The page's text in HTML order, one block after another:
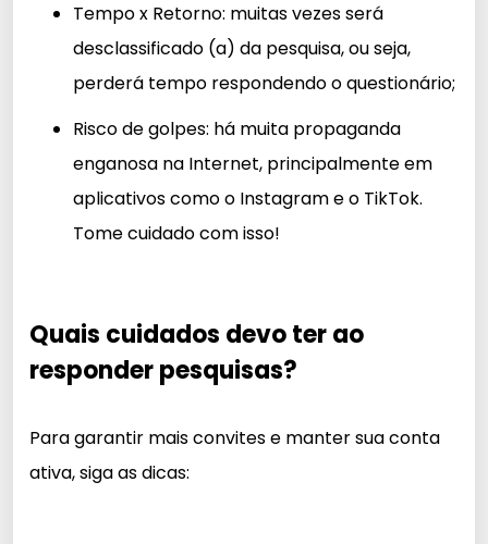
Tempo x Retorno: muitas vezes será
desclassificado (a) da pesquisa, ou seja,
perderá tempo respondendo o questionário;
Risco de golpes: há muita propaganda
enganosa na Internet, principalmente em
aplicativos como o Instagram e o TikTok.
Tome cuidado com isso!
Quais cuidados devo ter ao
responder pesquisas?
Para garantir mais convites e manter sua conta
ativa, siga as dicas: